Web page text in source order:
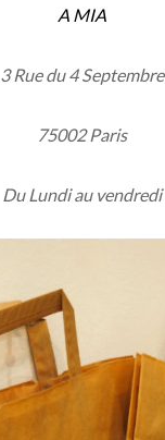
A MIA
3 Rue du 4 Septembre
75002 Paris
Du Lundi au vendredi